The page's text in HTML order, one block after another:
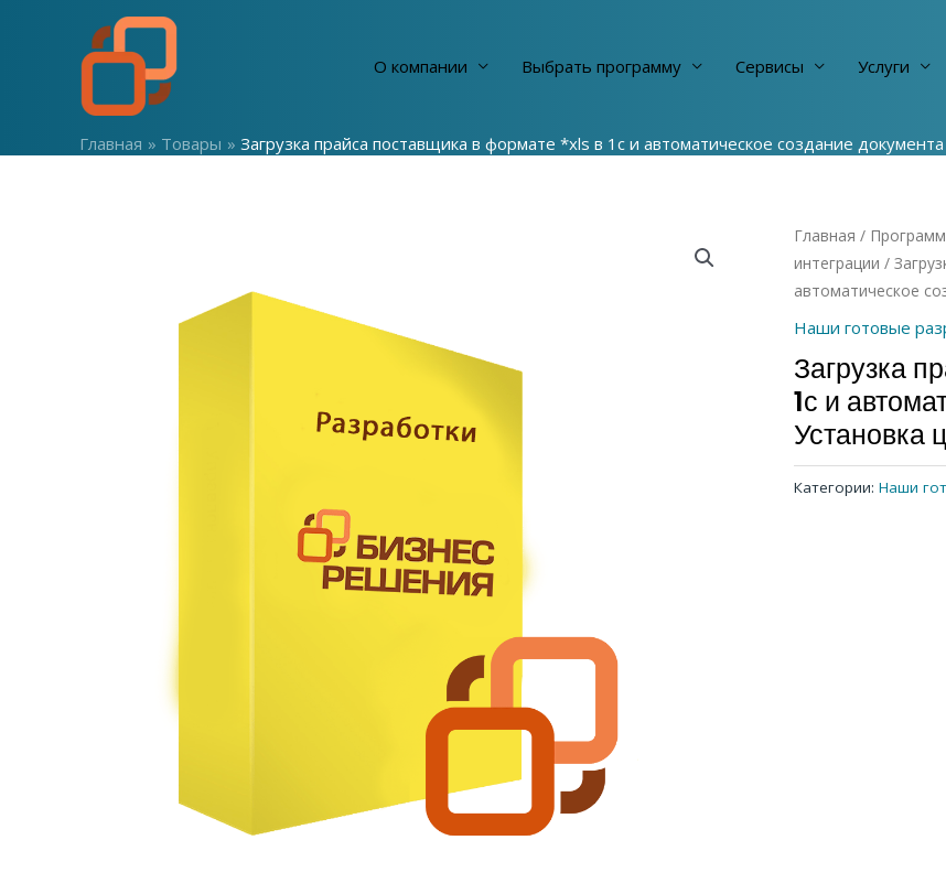
О компании Выбрать программу Сервисы Услуги
Главная Товары Загрузка прайса поставщика в формате *xls в 1с и автоматическое создание
Главная /
интеграции /
автоматическое
Наши готовые
Загрузка
1с и
Установка
Категории: Наши